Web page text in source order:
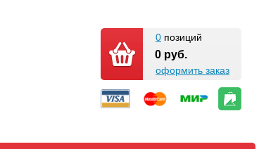
0 позиций
0 руб.
оформить заказ